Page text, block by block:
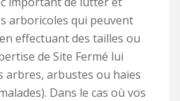
arboricoles qui peuvent
effectuant des tailles ou
de Site Fermé lui
arbres, arbustes ou haies
Dans le cas où vos